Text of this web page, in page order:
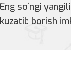
Eng so`ngi
kuzatib borish